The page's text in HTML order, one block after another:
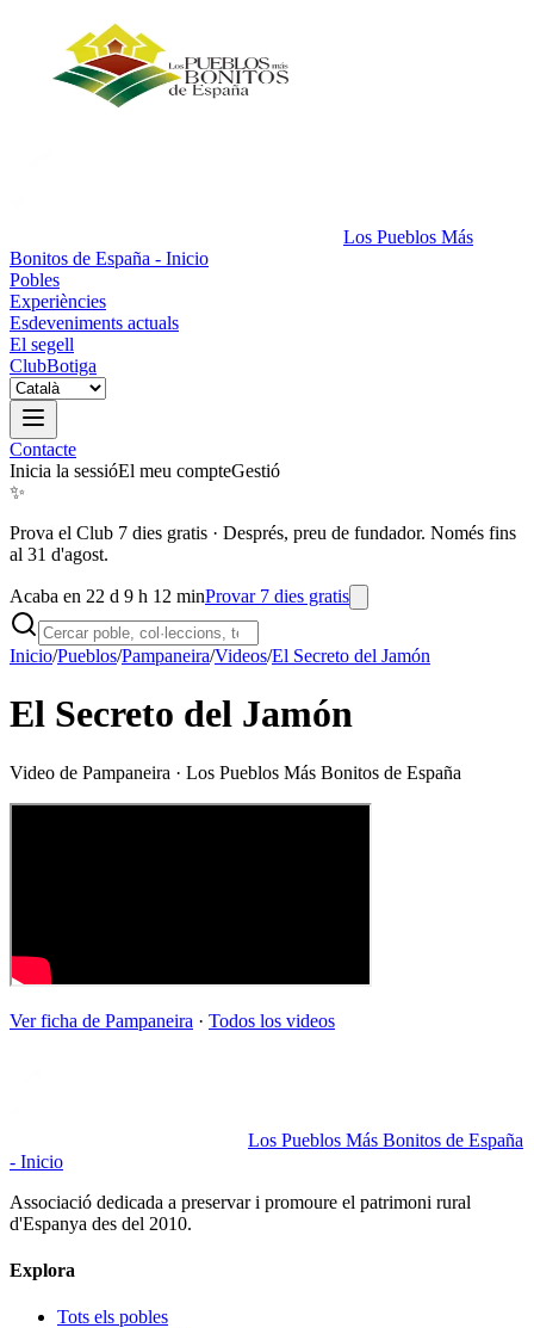
Los Pueblos Más
Bonitos de España - Inicio
Pobles
Experiències
Esdeveniments actuals
El segell
ClubBotiga
Contacte
Inicia la sessióEl meu compteGestió
✨
Prova el Club 7 dies gratis · Després, preu de fundador. Només fins
al 31 d'agost.
Acaba en 22 d 9 h 12 minProvar 7 dies gratis
Inicio/Pueblos/Pampaneira/Videos/El Secreto del Jamón
El Secreto del Jamón
Video de Pampaneira · Los Pueblos Más Bonitos de España
Ver ficha de Pampaneira · Todos los videos
Los Pueblos Más Bonitos de España
- Inicio
Associació dedicada a preservar i promoure el patrimoni rural
d'Espanya des del 2010.
Explora
Tots els pobles